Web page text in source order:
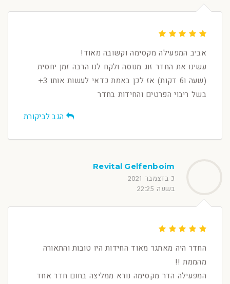
אביב המפעילה מקסימה וקשובה מאוד!
עשינו את החדר זוג מנוסה ולקח לנו הרבה זמן יחסית
(שעה ו6 דקות) אז לכן באמת כדאי לעשות אותו 3+
בשל ריבוי הפרטים והחידות בחדר
הגב לביקורת
Revital Gelfenboim
3 בדצמבר 2021
בשעה 22:25
החדר היה מאתגר מאוד החידות היו טובות והתאורה
מהממת !!
המפעילה הדר מקסימה נורא ממליצה בחום חדר אחד